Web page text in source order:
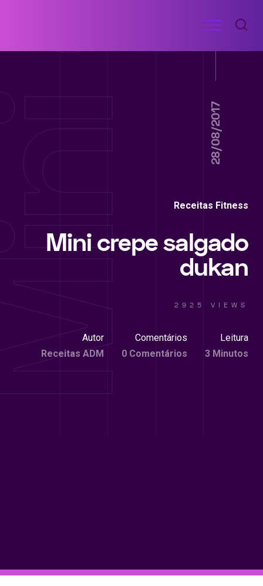
conteúdo
RECEITAS
ACADEMIA
Menu
28/08/2017
Receitas Fitness
Mini crepe salgado
dukan
2925 VIEWS
Autor
Receitas ADM
Comentários
0 Comentários
Leitura
3 Minutos